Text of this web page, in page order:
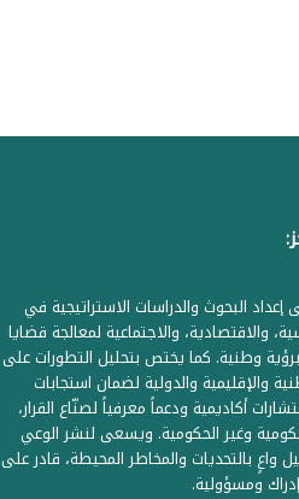
إعداد البحوث والدراسات الاستراتيجية في
والاقتصادية، والاجتماعية لمعالجة قضايا
برؤية وطنية. كما يختص بتحليل التطورات على
والإقليمية والدولية لضمان استجابات
أكاديمية ودعماً معرفياً لصنّاع القرار،
وغير الحكومية. ويسعى لنشر الوعي
واعٍ بالتحديات والمخاطر المحيطة، قادر على
ومسؤولية.